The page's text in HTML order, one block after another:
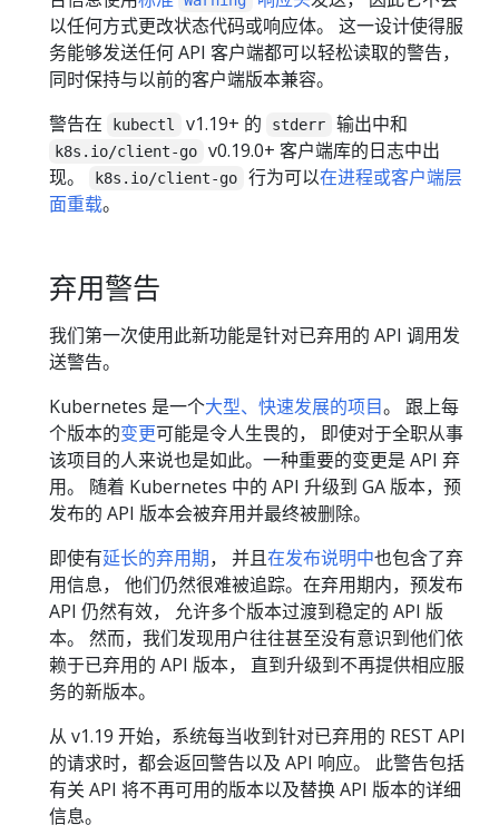
以任何方式更改状态代码或响应体。 这一设计使得服
务能够发送任何 API 客户端都可以轻松读取的警告，
同时保持与以前的客户端版本兼容。
警告在
kubectl v1.19+ 的 stderr 输出中和
k8s.io/client-go
v0.19.0+ 客户端库的日志中出
现。
k8s.io/client-go 行为可以在进程或客户端层
面重载。
弃用警告
我们第一次使用此新功能是针对已弃用的 API 调用发
送警告。
Kubernetes 是一个大型、快速发展的项目。 跟上每
个版本的变更可能是令人生畏的， 即使对于全职从事
该项目的人来说也是如此。一种重要的变更是 API 弃
用。 随着 Kubernetes 中的 API 升级到 GA 版本，预
发布的 API 版本会被弃用并最终被删除。
即使有延长的弃用期， 并且在发布说明中也包含了弃
用信息， 他们仍然很难被追踪。在弃用期内，预发布
API 仍然有效， 允许多个版本过渡到稳定的 API 版
本。 然而，我们发现用户往往甚至没有意识到他们依
赖于已弃用的 API 版本， 直到升级到不再提供相应服
务的新版本。
从 v1.19 开始，系统每当收到针对已弃用的 REST API
的请求时，都会返回警告以及 API 响应。 此警告包括
有关 API 将不再可用的版本以及替换 API 版本的详细
信息。